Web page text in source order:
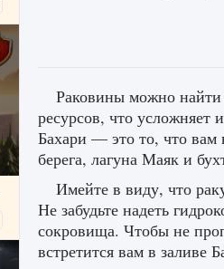
Раковины можно найти
ресурсов, что
Бахари — это то, что вам
берега, лагуна Маяк и
Имейте в виду, что
Не забудьте надеть
сокровища. Чтобы не
встретится вам в заливе